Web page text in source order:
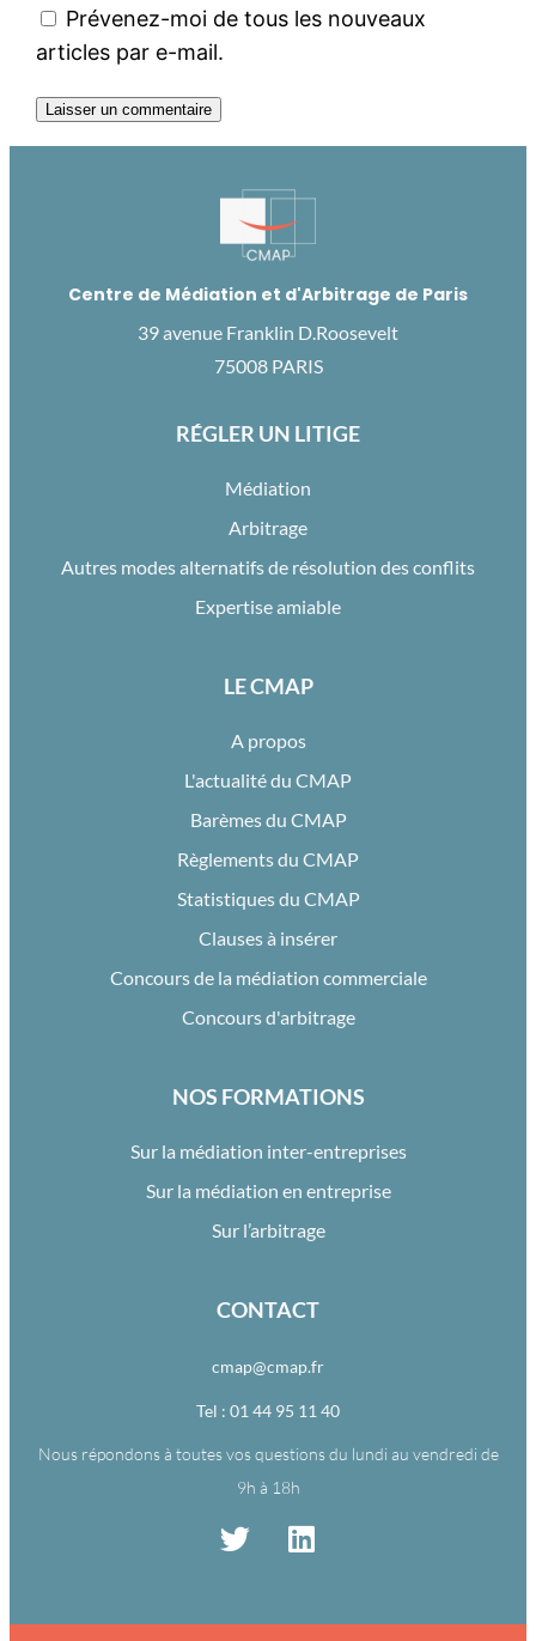
Prévenez-moi de tous les nouveaux
articles par e-mail.
Centre de Médiation et d'Arbitrage de Paris
39 avenue Franklin D.Roosevelt
75008 PARIS
RÉGLER UN LITIGE
Médiation
Arbitrage
Autres modes alternatifs de résolution des conflits
Expertise amiable
LE CMAP
A propos
L'actualité du CMAP
Barèmes du CMAP
Règlements du CMAP
Statistiques du CMAP
Clauses à insérer
Concours de la médiation commerciale
Concours d'arbitrage
NOS FORMATIONS
Sur la médiation inter-entreprises
Sur la médiation en entreprise
Sur l’arbitrage
CONTACT
cmap@cmap.fr
Tel : 01 44 95 11 40
Nous répondons à toutes vos questions du lundi au vendredi de
9h à 18h